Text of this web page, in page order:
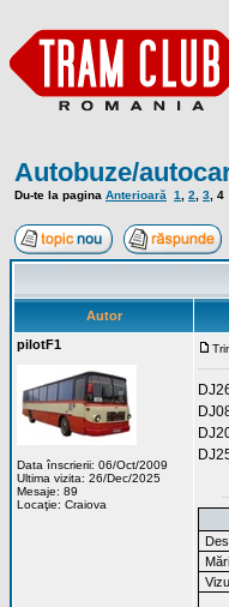
Autobuze/
Du-te la pagina Anterioară 1 2 3 4
Autor
pilotF1
Data înscrierii: 06/Oct/2009
Ultima vizita: 26/Dec/2025
Mesaje: 89
Locaţie: Craiova